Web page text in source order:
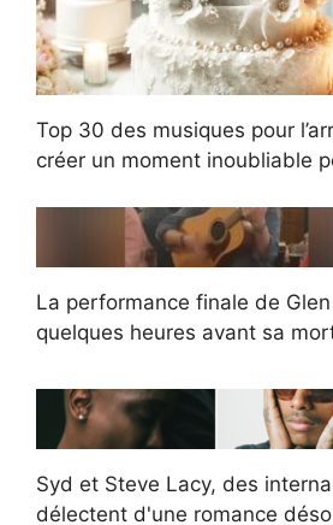
Top 30 des musiques pour
créer un moment inoubliable
La performance finale de
quelques heures avant sa
Syd et Steve Lacy, des
délectent d'une romance